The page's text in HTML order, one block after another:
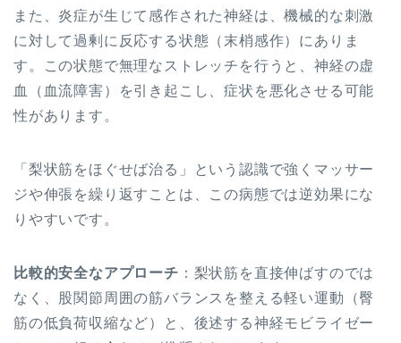
また、炎症が生じて感作された神経は、機械的な刺激
に対して過剰に反応する状態（末梢感作）にありま
す。この状態で無理なストレッチを行うと、神経の虚
血（血流障害）を引き起こし、症状を悪化させる可能
性があります。
「梨状筋をほぐせば治る」という認識で強くマッサー
ジや伸張を繰り返すことは、この病態では逆効果にな
りやすいです。
比較的安全なアプローチ ：梨状筋を直接伸ばすのでは
なく、股関節周囲の筋バランスを整える軽い運動（臀
筋の低負荷収縮など）と、後述する神経モビライゼー